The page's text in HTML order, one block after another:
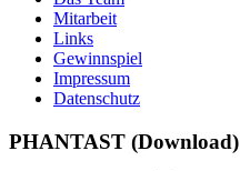
Mitarbeit
Links
Gewinnspiel
Impressum
Datenschutz
PHANTAST (Download)